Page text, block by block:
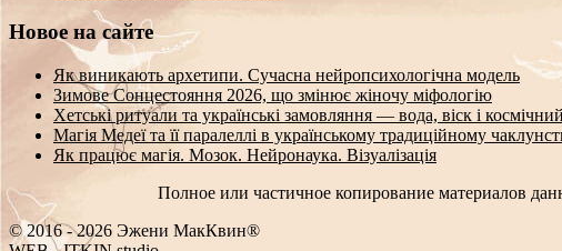
Новое на сайте
Як виникають архетипи. Сучасна нейропсихологічна модель
Зимове Сонцестояння 2026, що змінює жіночу міфологію
Хетські ритуали та українські замовляння — вода, віск і
Магія Медеї та її паралеллі в українському традиційному
Як працює магія. Мозок. Нейронаука. Візуалізація
Полное или частичное копирование материалов
© 2016 - 2026 Эжени МакКвин®